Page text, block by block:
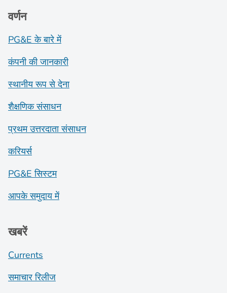
वर्णन
PG&E के बारे में
कंपनी की जानकारी
स्थानीय रूप से देना
शैक्षणिक संसाधन
प्रथम उत्तरदाता संसाधन
करियर्स
PG&E सिस्टम
आपके समुदाय में
खबरें
Currents
समाचार रिलीज